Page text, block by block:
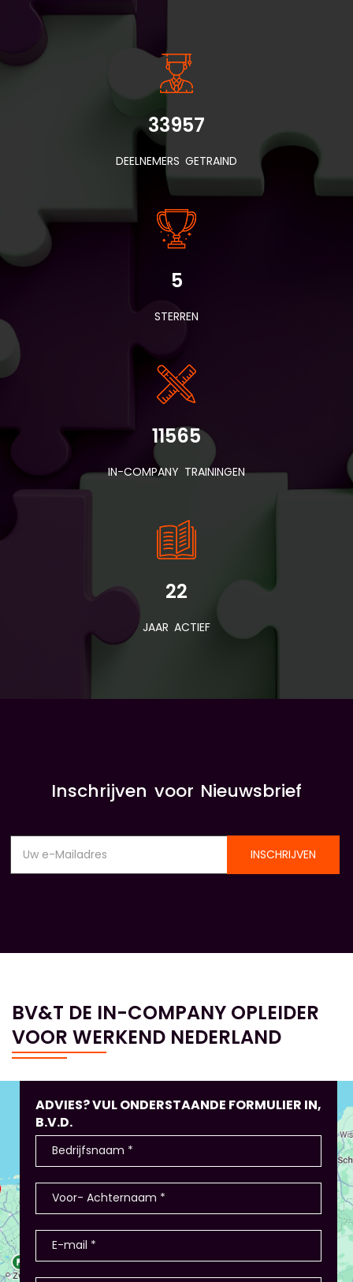
INSIDE INFORMATIE
33957
DEELNEMERS GETRAIND
5
STERREN
11565
IN-COMPANY TRAININGEN
22
JAAR ACTIEF
Inschrijven voor Nieuwsbrief
INSCHRIJVEN
BV&T DE IN-COMPANY OPLEIDER
VOOR WERKEND NEDERLAND
ADVIES? VUL ONDERSTAANDE FORMULIER IN,
B.V.D.